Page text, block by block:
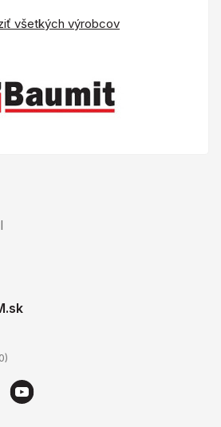
všetkých výrobcov